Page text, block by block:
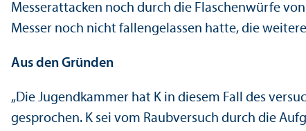
Messerattacken noch durch die Flaschenwürfe
Messer noch nicht fallengelassen hatte, die
Aus den Gründen
„Die Jugendkammer hat K in diesem Fall des
gesprochen. K sei vom Raubversuch durch die